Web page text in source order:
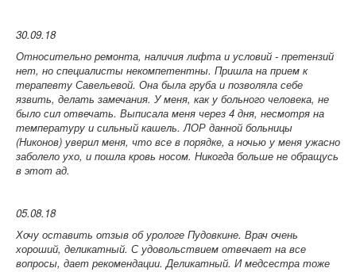
30.09.18
Относительно ремонта, наличия лифта и условий - претензий
нет, но специалисты некомпетентны. Пришла на прием к
терапевту Савельевой. Она была груба и позволяла себе
язвить, делать замечания. У меня, как у больного человека, не
было сил отвечать. Выписала меня через 4 дня, несмотря на
температуру и сильный кашель. ЛОР данной больницы
(Никонов) уверил меня, что все в порядке, а ночью у меня ужасно
заболело ухо, и пошла кровь носом. Никогда больше не обращусь
в этот ад.
05.08.18
Хочу оставить отзыв об урологе Пудовкине. Врач очень
хороший, деликатный. С удовольствием отвечает на все
вопросы, дает рекомендации. Деликатный. И медсестра тоже